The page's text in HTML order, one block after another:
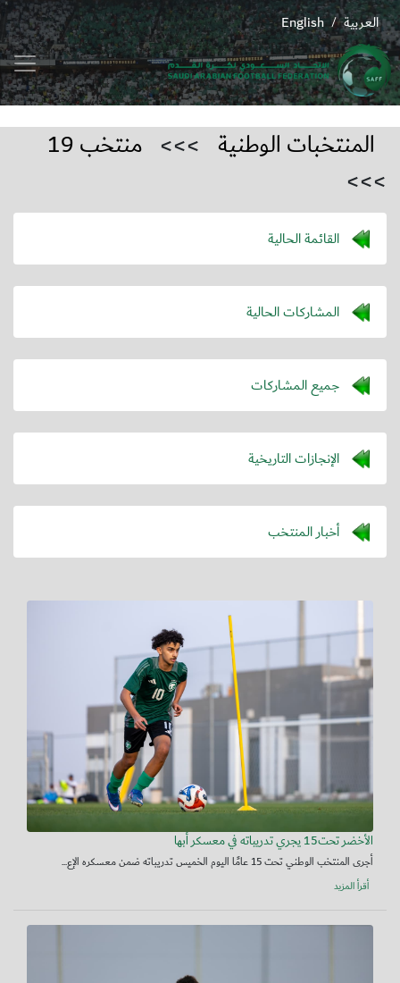
English / العربية
المنتخبات الوطنية >>> منتخب 19
>>>
القائمة الحالية
المشاركات الحالية
جميع المشاركات
الإنجازات التاريخية
أخبار المنتخب
الأخضر تحت15 يجري تدريباته في معسكر أبها
أجرى المنتخب الوطني تحت 15 عامًا اليوم الخميس تدريباته ضمن معسكره الإع...
أقرأ المزيد